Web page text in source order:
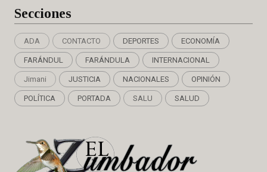
Secciones
ADA CONTACTO DEPORTES ECONOMÍA
FARÁNDUL FARÁNDULA INTERNACIONAL
Jimani JUSTICIA NACIONALES OPINIÓN
POLÍTICA PORTADA SALU SALUD